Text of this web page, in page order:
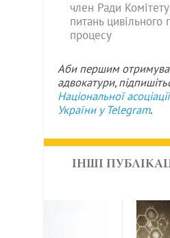
член Ради
питань цивільного
процесу
Аби першим
адвокатури,
Національної
України у Telegram.
ІНШІ